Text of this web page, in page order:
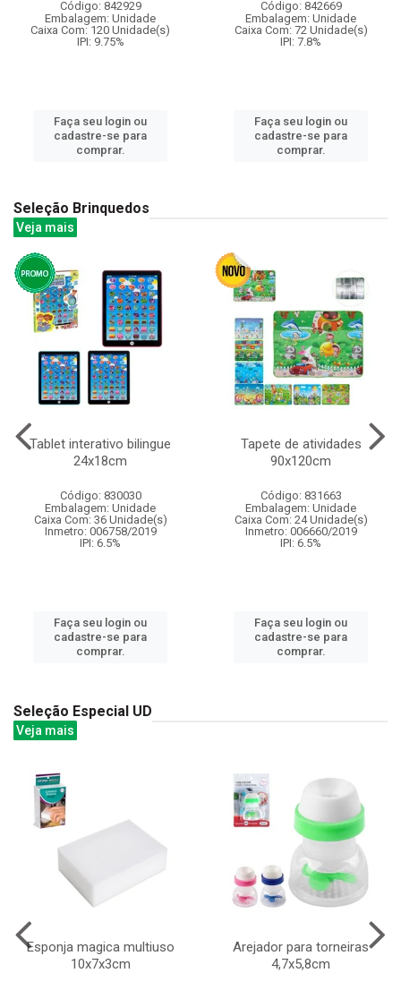
Código: 842929
Embalagem: Unidade
Caixa Com: 120 Unidade(s)
IPI: 9.75%
Faça seu login ou
cadastre-se para
comprar.
Código: 842669
Embalagem: Unidade
Caixa Com: 72 Unidade(s)
IPI: 7.8%
Faça seu login ou
cadastre-se para
comprar.
Seleção Brinquedos
Veja mais
Tablet interativo bilingue
24x18cm
Código: 830030
Embalagem: Unidade
Caixa Com: 36 Unidade(s)
Inmetro: 006758/2019
IPI: 6.5%
Faça seu login ou
cadastre-se para
comprar.
Tapete de atividades
90x120cm
Código: 831663
Embalagem: Unidade
Caixa Com: 24 Unidade(s)
Inmetro: 006660/2019
IPI: 6.5%
Faça seu login ou
cadastre-se para
comprar.
Seleção Especial UD
Veja mais
Esponja magica multiuso
10x7x3cm
Arejador para torneiras
4,7x5,8cm